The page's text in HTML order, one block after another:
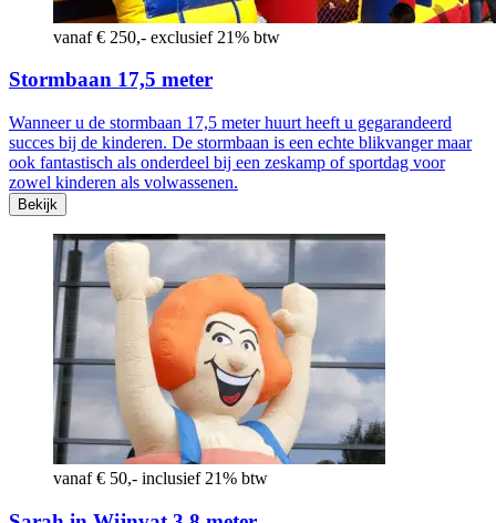
vanaf € 250,- exclusief 21% btw
Stormbaan 17,5 meter
Wanneer u de stormbaan 17,5 meter huurt heeft u gegarandeerd
succes bij de kinderen. De stormbaan is een echte blikvanger maar
ook fantastisch als onderdeel bij een zeskamp of sportdag voor
zowel kinderen als volwassenen.
Bekijk
vanaf € 50,- inclusief 21% btw